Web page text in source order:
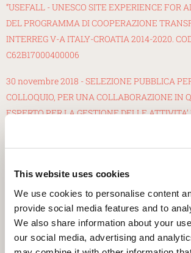
This website uses cookies
We use cookies to personalise content
provide social media features and to
We also share information about your
our social media, advertising and
“USEFALL - UNESCO SITE EXPERIENCE FOR
DEL PROGRAMMA DI COOPERAZIONE
INTERREG V-A ITALY-CROATIA 2014-2020.
C62B17000400006
30 novembre 2018 - SELEZIONE PUBBLICA
COLLOQUIO, PER UNA COLLABORAZIONE IN
ESPERTO PER LA GESTIONE DELLE ATTIVITA’
COMUNICAZIONE – COMMUNICATION
TRANSFRONTALIERA INTERREG V-A ITALY-
CODICE CUP C62B17000400006
15 settembre 2018 - SELEZIONE, PER TITOLI E
CONSULENTE PER LE ATTIVITÀ DI
ASPETTI STORICO-CULTURALI DI AQUILEIA E